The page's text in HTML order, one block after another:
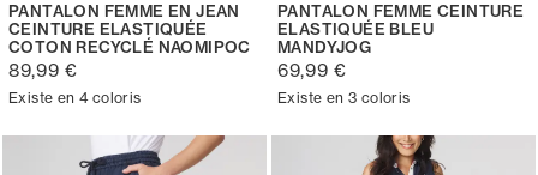
PANTALON FEMME EN JEAN
CEINTURE ELASTIQUÉE
COTON RECYCLÉ NAOMIPOC
89,99 €
Existe en 4 coloris
PANTALON FEMME CEINTURE
ELASTIQUÉE BLEU
MANDYJOG
69,99 €
Existe en 3 coloris